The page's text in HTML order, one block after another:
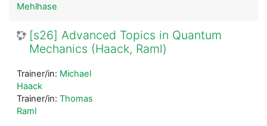
Mehlhase
[s26] Advanced Topics in Quantum
Mechanics (Haack, Raml)
Trainer/in: Michael
Haack
Trainer/in: Thomas
Raml